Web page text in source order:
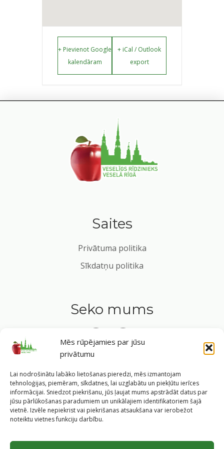
Mēs rūpējamies par jūsu
privātumu
Lai nodrošinātu labāko lietošanas pieredzi, mēs izmantojam
tehnoloģijas, piemēram, sīkdatnes, lai uzglabātu un piekļūtu ierīces
informācijai. Sniedzot piekrišanu, jūs ļaujat mums apstrādāt datus par
jūsu pārlūkošanas paradumiem un unikālajiem identifikatoriem šajā
vietnē. Izvēle nepiekrist vai piekrišanas atsaukšana var ierobežot
noteiktu vietnes funkciju darbību.
+ Pievienot Google
kalendāram
+ iCal / Outlook
export
Saites
Privātuma politika
Sīkdatņu politika
Seko mums
©2026 Veselīgs rīdzinieks veselā Rīgā |Pārpublicējot
informāciju, atsauce uz Rīgas valstspilsētas pašvaldības